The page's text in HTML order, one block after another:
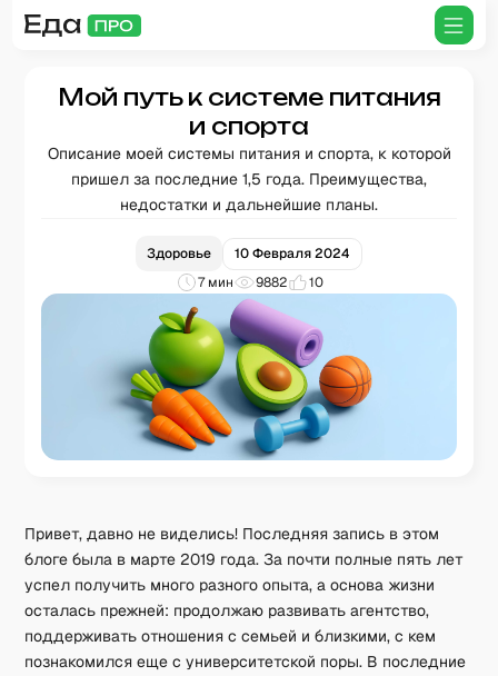
Мой путь к системе питания
и спорта
Описание моей системы питания и спорта, к которой
пришел за последние 1,5 года. Преимущества,
недостатки и дальнейшие планы.
Здоровье
10 Февраля 2024
7мин 9882 10
Привет, давно не виделись! Последняя запись в этом
блоге была в марте 2019 года. За почти полные пять лет
успел получить много разного опыта, а основа жизни
осталась прежней: продолжаю развивать агентство,
поддерживать отношения с семьей и близкими, с кем
познакомился еще с университетской поры. В последние